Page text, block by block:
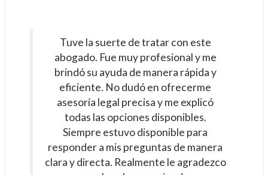
Tuve la suerte de tratar con este
abogado. Fue muy profesional y me
brindó su ayuda de manera rápida y
eficiente. No dudó en ofrecerme
asesoría legal precisa y me explicó
todas las opciones disponibles.
Siempre estuvo disponible para
responder a mis preguntas de manera
clara y directa. Realmente le agradezco